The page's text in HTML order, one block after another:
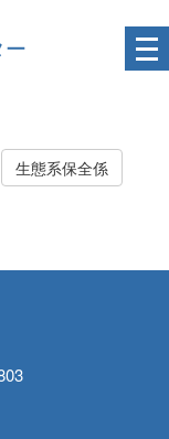
ー
生態系保全係